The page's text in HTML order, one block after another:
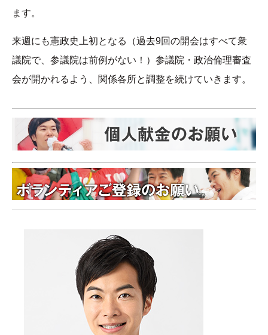
ます。
来週にも憲政史上初となる（過去9回の開会はすべて衆
議院で、参議院は前例がない！）参議院・政治倫理審査
会が開かれるよう、関係各所と調整を続けていきます。